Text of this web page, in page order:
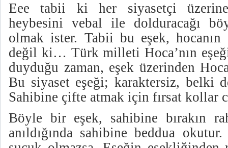
Eee tabii ki her siyasetçi
heybesini vebal ile dolduracağı
olmak ister. Tabii bu eşek,
değil ki… Türk milleti Hoca’nın
duyduğu zaman, eşek üzerinden
Bu siyaset eşeği; karaktersiz, belki
Sahibine çifte atmak için fırsat kollar
Böyle bir eşek, sahibine bırakın
anıldığında sahibine beddua